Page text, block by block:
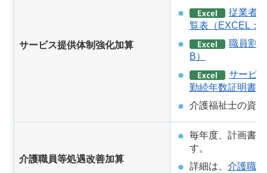
サービス提供体制強化加算
従業者
覧表（EXCEL：
職員割
B）
サービ
勤続年数証明書
介護福祉士の資
介護職員等処遇改善加算
毎年度、計画書
す。
詳細は、 介護職